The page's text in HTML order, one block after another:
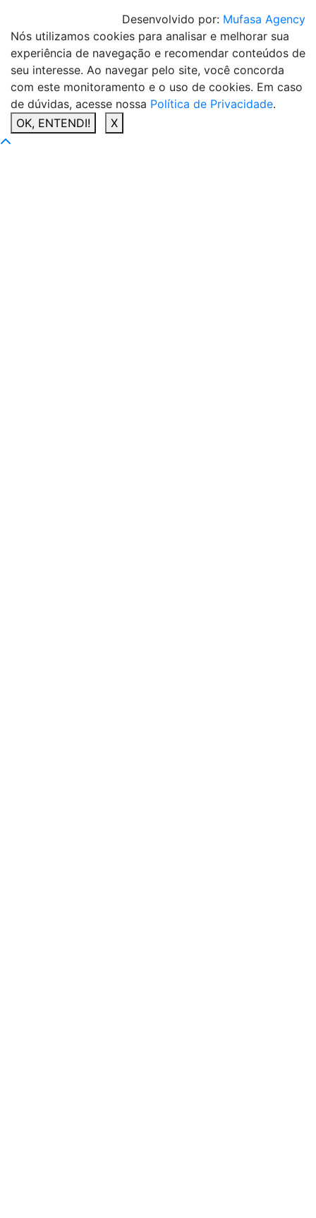
Desenvolvido por: Mufasa Agency
Nós utilizamos cookies para analisar e melhorar sua
experiência de navegação e recomendar conteúdos de
seu interesse. Ao navegar pelo site, você concorda
com este monitoramento e o uso de cookies. Em caso
de dúvidas, acesse nossa Política de Privacidade.
OK, ENTENDI!
X